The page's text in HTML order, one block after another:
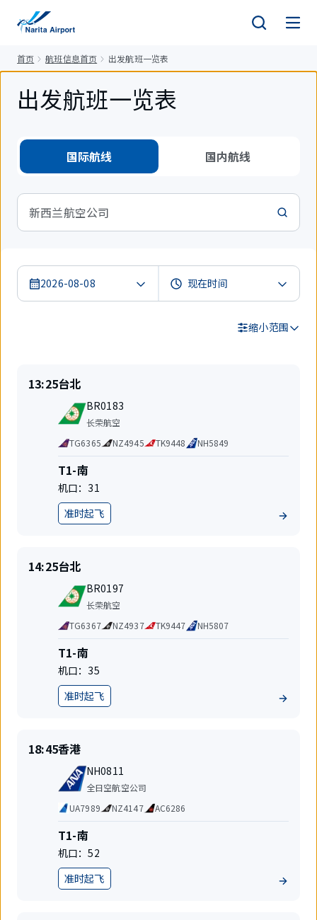
首页 航班信息首页 出发航班一览表
出发航班一览表
国际航线 国内航线
新西兰航空公司
2026-08-08
缩小范围
搜
索
准
时
13:25目
的
地
台北
航
班
号
BR0183
航
公
司
长荣航空
代
码
共
享
航
班
TG6365 NZ4945 TK9448 NH5849
航
站
楼
T1-南
机口：31
地准时起飞
准
时
14:25目
的
地
台北
航
班
号
BR0197
航
公
司
长荣航空
代
码
共
享
航
班
TG6367 NZ4937 TK9447 NH5807
航
站
楼
T1-南
机口：35
地准时起飞
准
时
18:45目
的
香港
航
班
号
NH0811
航
公
司
全日空航空公司
代
码
共
享
航
班
UA7989 NZ4147 AC6286
航
站
楼
T1-南
机口：52
地准时起飞